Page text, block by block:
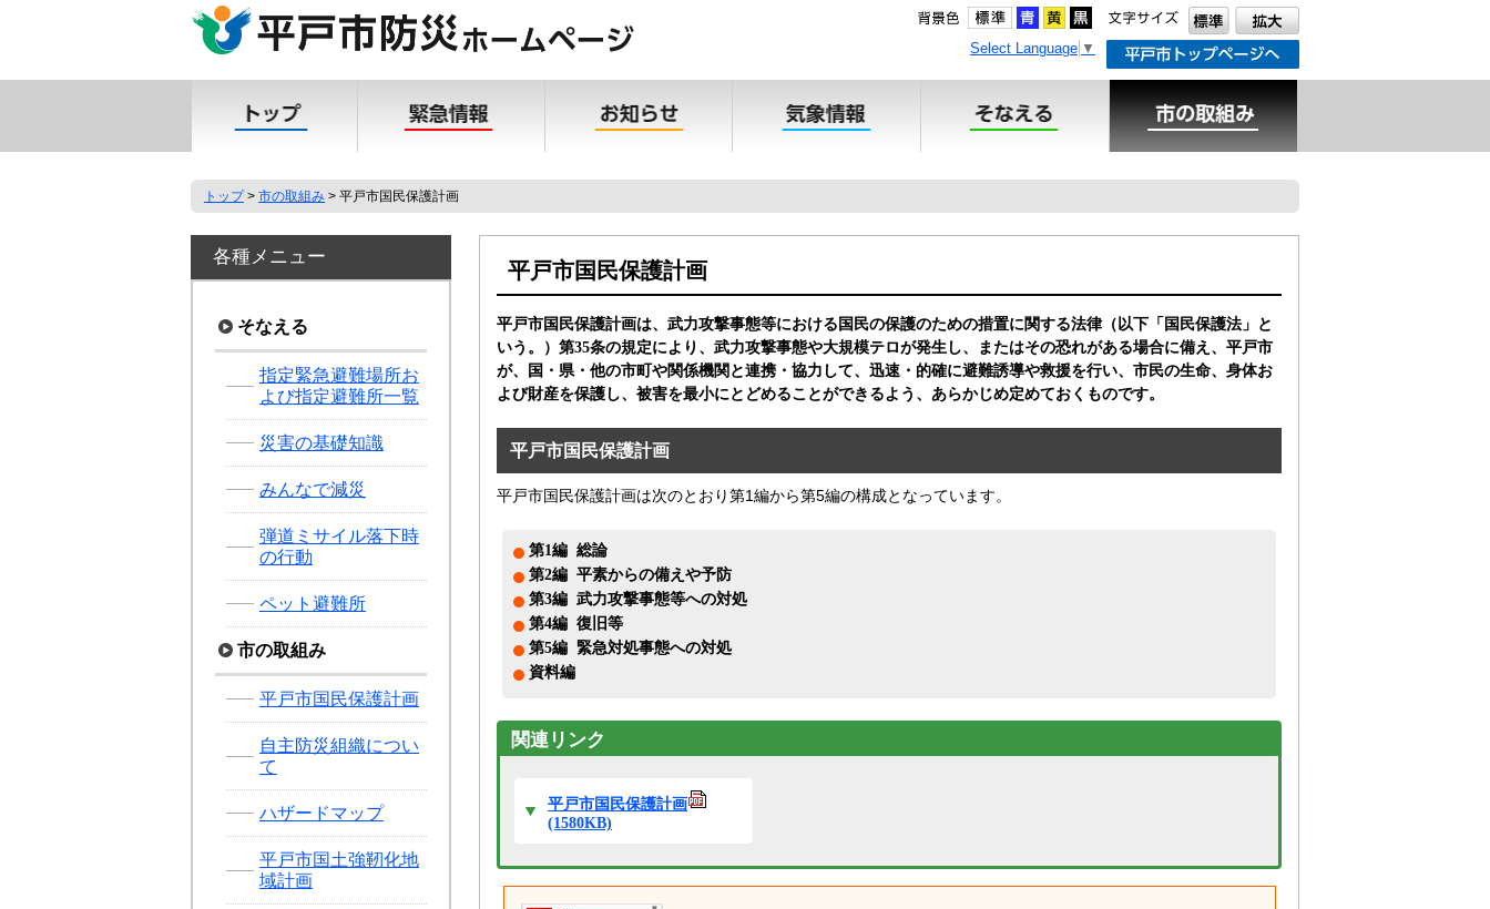
動
Select Language ▼
トップ> 市の取組み > 平戸市国民保護計画
平戸市国民保護計画
平戸市国民保護計画は、武力攻撃事態等における国民の保護のための措置に関する法律（以下「国民保護法」と
いう。）第35条の規定により、武力攻撃事態や大規模テロが発生し、またはその恐れがある場合に備え、平戸市
が、国・県・他の市町や関係機関と連携・協力して、迅速・的確に避難誘導や救援を行い、市民の生命、身体お
よび財産を保護し、被害を最小にとどめることができるよう、あらかじめ定めておくものです。
平戸市国民保護計画
平戸市国民保護計画は次のとおり第1編から第5編の構成となっています。
第1編 総論
第2編 平素からの備えや予防
第3編 武力攻撃事態等への対処
第4編 復旧等
第5編 緊急対処事態への対処
資料編
関連リンク
平戸市国民保護計画
(1580KB)
各種メニュー
そなえる
指定緊急避難場所お
よび指定避難所一覧
災害の基礎知識
みんなで減災
弾道ミサイル落下時
の行動
ペット避難所
市の取組み
平戸市国民保護計画
自主防災組織につい
て
ハザードマップ
平戸市国土強靭化地
域計画